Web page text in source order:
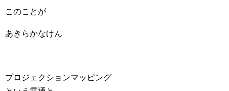
このことが
あきらかなけん
プロジェクションマッピング